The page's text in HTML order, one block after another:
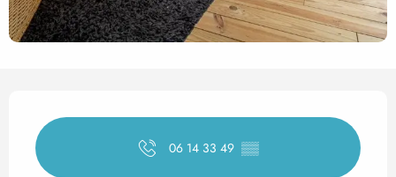
Horarios y datos de
06 14 33 49 ▒▒